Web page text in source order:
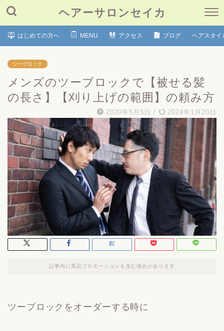
ヘアーサロンセイカ
はじめての方へ MENU アクセス ブログ ヘアスタイ
ツーブロック
メンズのツーブロックで【被せる髪
の長さ】【刈り上げの範囲】の頼み方
2020年5月5日 / 2024年1月20日
記事内に商品プロモーションを含む場合があります
ツーブロックをオーダーする時に